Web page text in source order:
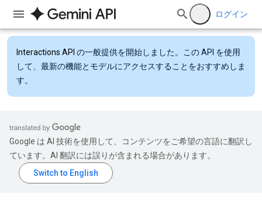
ログイン
Interactions API の一般提供を開始しました。この API を使用
して、最新の機能とモデルにアクセスすることをおすすめしま
す。
Google は AI 技術を使用して、コンテンツをご希望の言語に翻訳し
ています。AI 翻訳には誤りが含まれる場合があります。